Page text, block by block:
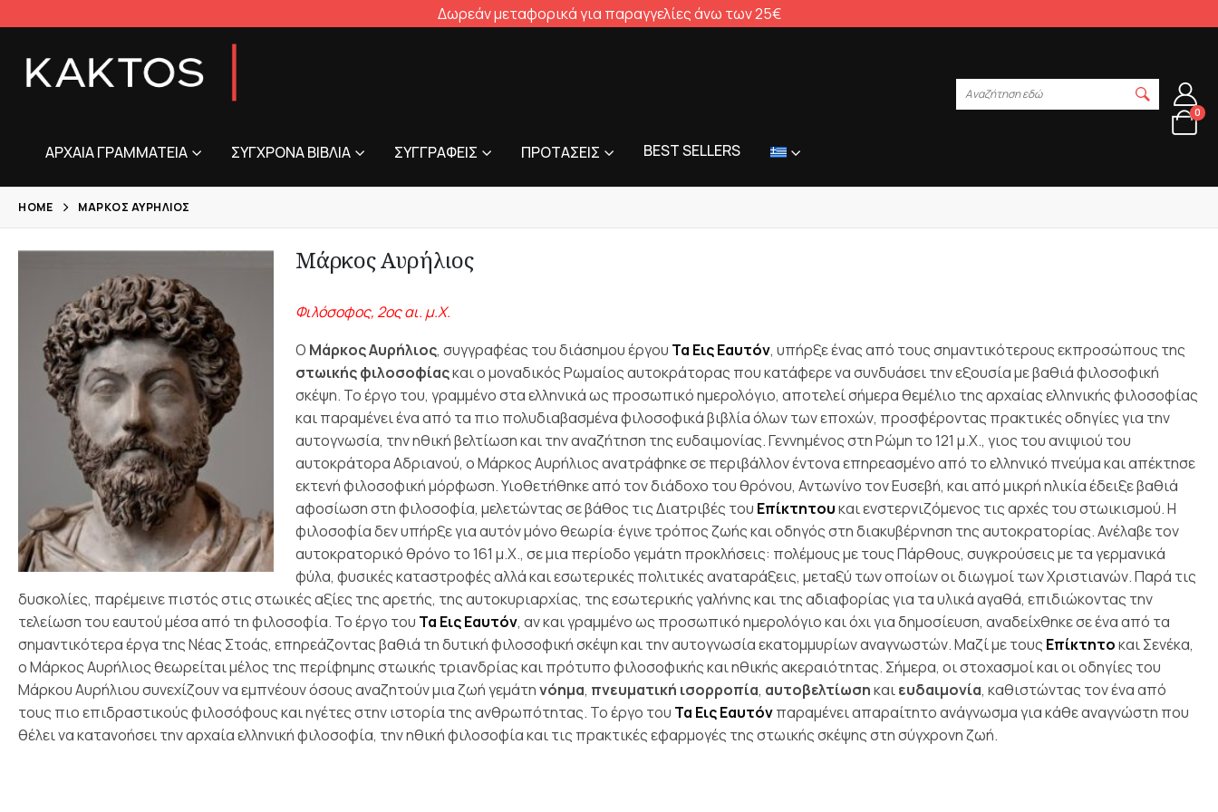
Δωρεάν μεταφορικά για παραγγελίες άνω των 25€
ΑΡΧΑΊΑ ΓΡΑΜΜΑΤΕΊΑ ΣΎΓΧΡΟΝΑ ΒΙΒΛΊΑ ΣΥΓΓΡΑΦΕΊΣ ΠΡΟΤΆΣΕΙΣ BEST SELLERS
Αναζήτηση εδώ
0
HOME ΜΆΡΚΟΣ ΑΥΡΉΛΙΟΣ
Μάρκος Αυρήλιος
Φιλόσοφος, 2ος αι. μ.Χ.
Ο Μάρκος Αυρήλιος, συγγραφέας του διάσημου έργου Τα Εις Εαυτόν, υπήρξε ένας από τους σημαντικότερους εκπροσώπους της
στωικής φιλοσοφίαςκαι ο μοναδικός Ρωμαίος αυτοκράτορας που κατάφερε να συνδυάσει την εξουσία με βαθιά φιλοσοφική
σκέψη. Το έργο του, γραμμένο στα ελληνικά ως προσωπικό ημερολόγιο, αποτελεί σήμερα θεμέλιο της αρχαίας ελληνικής φιλοσοφίας
και παραμένει ένα από τα πιο πολυδιαβασμένα φιλοσοφικά βιβλία όλων των εποχών, προσφέροντας πρακτικές οδηγίες για την
αυτογνωσία, την ηθική βελτίωση και την αναζήτηση της ευδαιμονίας.Γεννημένος στη Ρώμη το 121 μ.Χ., γιος του ανιψιού του
αυτοκράτορα Αδριανού, ο Μάρκος Αυρήλιος ανατράφηκε σε περιβάλλον έντονα επηρεασμένο από το ελληνικό πνεύμα και απέκτησε
εκτενή φιλοσοφική μόρφωση. Υιοθετήθηκε από τον διάδοχο του θρόνου, Αντωνίνο τον Ευσεβή, και από μικρή ηλικία έδειξε βαθιά
αφοσίωση στη φιλοσοφία, μελετώντας σε βάθος τις Διατριβές του Επίκτητουκαι ενστερνιζόμενος τις αρχές του στωικισμού. Η
φιλοσοφία δεν υπήρξε για αυτόν μόνο θεωρία· έγινε τρόπος ζωής και οδηγός στη διακυβέρνηση της αυτοκρατορίας.Ανέλαβε τον
αυτοκρατορικό θρόνο το 161 μ.Χ., σε μια περίοδο γεμάτη προκλήσεις: πολέμους με τους Πάρθους, συγκρούσεις με τα γερμανικά
φύλα, φυσικές καταστροφές αλλά και εσωτερικές πολιτικές αναταράξεις, μεταξύ των οποίων οι διωγμοί των Χριστιανών. Παρά τις
δυσκολίες, παρέμεινε πιστός στις στωικές αξίες της αρετής, της αυτοκυριαρχίας, της εσωτερικής γαλήνης και της αδιαφορίας για τα υλικά αγαθά, επιδιώκοντας την
τελείωση του εαυτού μέσα από τη φιλοσοφία. Το έργο του Τα Εις Εαυτόν, αν και γραμμένο ως προσωπικό ημερολόγιο και όχι για δημοσίευση, αναδείχθηκε σε ένα από τα
σημαντικότερα έργα της Νέας Στοάς, επηρεάζοντας βαθιά τη δυτική φιλοσοφική σκέψη και την αυτογνωσία εκατομμυρίων αναγνωστών. Μαζί με τους ΕπίκτητοκαιΣενέκα,
ο Μάρκος Αυρήλιος θεωρείται μέλος της περίφημης στωικής τριανδρίας και πρότυπο φιλοσοφικής και ηθικής ακεραιότητας. Σήμερα, οι στοχασμοί και οι οδηγίες του
Μάρκου Αυρήλιου συνεχίζουν να εμπνέουν όσους αναζητούν μια ζωή γεμάτηνόημα, πνευματική ισορροπία, αυτοβελτίωσηκαιευδαιμονία, καθιστώντας τον ένα από
τους πιο επιδραστικούς φιλοσόφους και ηγέτες στην ιστορία της ανθρωπότητας. Το έργο του Τα Εις Εαυτόνπαραμένει απαραίτητο ανάγνωσμα για κάθε αναγνώστη που
θέλει να κατανοήσει την αρχαία ελληνική φιλοσοφία, την ηθική φιλοσοφία και τις πρακτικές εφαρμογές της στωικής σκέψης στη σύγχρονη ζωή.